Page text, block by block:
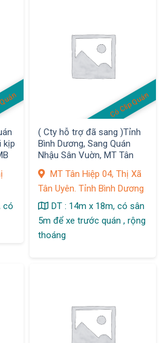
kịp
có
Có Clip Quán
( Cty hỗ trợ đã sang )Tỉnh
Bình Dương, Sang Quán
Nhậu Sân Vuờn, MT Tân
Hiệp 04, Thị Xã Tân Uyên
MT Tân Hiệp 04, Thị Xã
Tân Uyên. Tỉnh Bình Dương
DT : 14m x 18m, có sân
5m để xe trước quán , rộng
thoáng